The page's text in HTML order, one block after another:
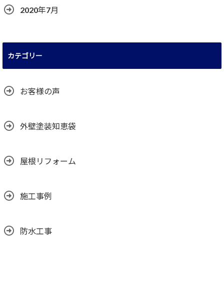
2020年7月
カテゴリー
お客様の声
外壁塗装知恵袋
屋根リフォーム
施工事例
防水工事